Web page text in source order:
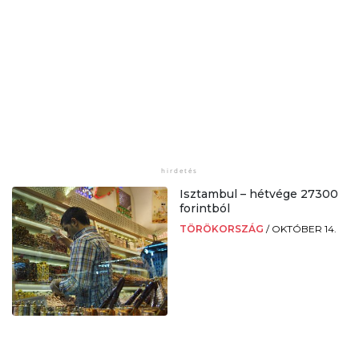
Isztambul – hétvége 27300
forintból
TÖRÖKORSZÁG / OKTÓBER 14.